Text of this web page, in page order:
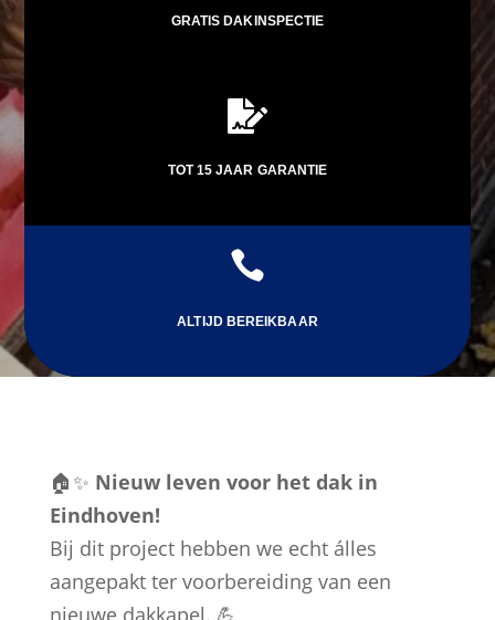
GRATIS DAKINSPECTIE

TOT 15 JAAR GARANTIE

ALTIJD BEREIKBAAR
🏠✨ Nieuw leven voor het dak in
Eindhoven!
Bij dit project hebben we echt álles
aangepakt ter voorbereiding van een
nieuwe dakkapel. 💪